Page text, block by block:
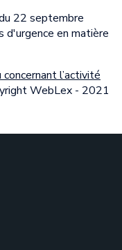
22 septembre
en matière
l’activité
WebLex - 2021